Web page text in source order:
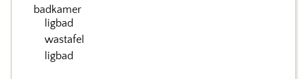
badkamer
ligbad
wastafel
ligbad